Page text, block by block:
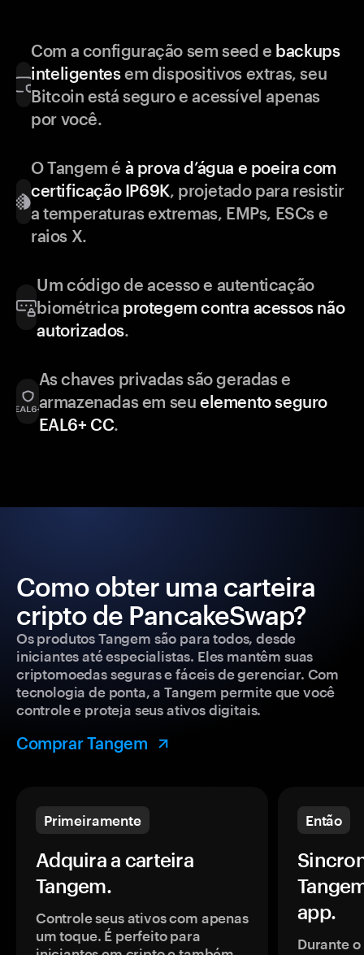
Com a configuração sem seed e backups
inteligentesem dispositivos extras, seu
Bitcoin está seguro e acessível apenas
por você.
O Tangem é à prova d’água e poeira com
certificação IP69K, projetado para resistir
a temperaturas extremas, EMPs, ESCs e
raios X.
Um código de acesso e autenticação
biométrica protegem contra acessos não
autorizados.
As chaves privadas são geradas e
armazenadas em seu elemento seguro
EAL6+ CC.
Como obter uma carteira
cripto de PancakeSwap?
Os produtos Tangem são para todos, desde
iniciantes até especialistas. Eles mantêm suas
criptomoedas seguras e fáceis de gerenciar. Com
tecnologia de ponta, a Tangem permite que você
controle e proteja seus ativos digitais.
Comprar Tangem
Primeiramente
Adquira a carteira
Tangem.
Controle seus ativos com apenas
um toque. É perfeito para
Então
app.
Durante